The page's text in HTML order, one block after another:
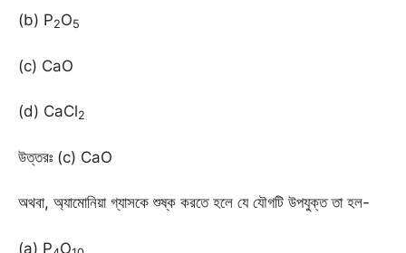
(b) P2O5
(c) CaO
(d) CaCl2
উত্তরঃ (c) CaO
অথবা, অ্যামোনিয়া গ্যাসকে শুষ্ক করতে হলে যে যৌগটি উপযুক্ত তা হল-
(a) P O